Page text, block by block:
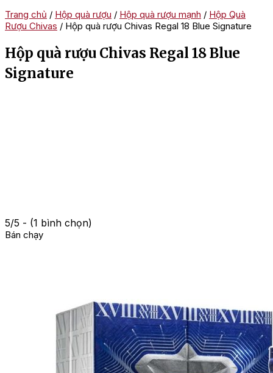
Trang chủ / Hộp quà rượu / Hộp quà rượu mạnh / Hộp Quà
Rượu Chivas / Hộp quà rượu Chivas Regal 18 Blue Signature
Hộp quà rượu Chivas Regal 18 Blue
Signature
5/5 - (1 bình chọn)
Bán chạy